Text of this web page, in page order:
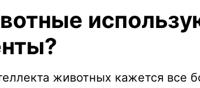
животных кажется все